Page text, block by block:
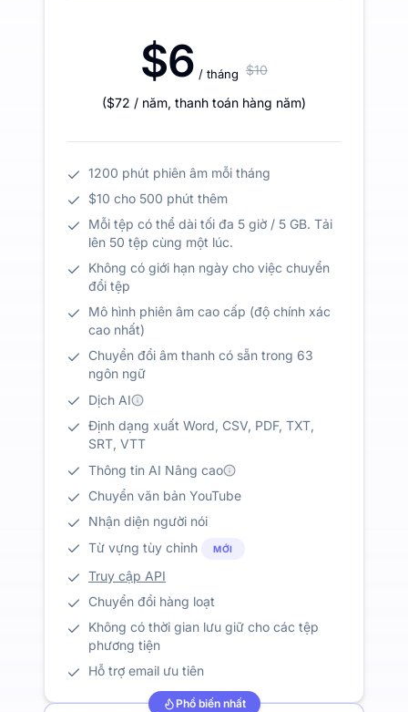
$6 / tháng $10
($72 / năm, thanh toán hàng năm)
1200 phút phiên âm mỗi tháng
$10 cho 500 phút thêm
Mỗi tệp có thể dài tối đa 5 giờ / 5 GB. Tải
lên 50 tệp cùng một lúc.
Không có giới hạn ngày cho việc chuyển
đổi tệp
Mô hình phiên âm cao cấp (độ chính xác
cao nhất)
Chuyển đổi âm thanh có sẵn trong 63
ngôn ngữ
Dịch AI
Định dạng xuất Word, CSV, PDF, TXT,
SRT, VTT
Thông tin AI Nâng cao
Chuyển văn bản YouTube
Nhận diện người nói
Từ vựng tùy chỉnh
MỚI
Truy cập API
Chuyển đổi hàng loạt
Không có thời gian lưu giữ cho các tệp
phương tiện
Hỗ trợ email ưu tiên
Phổ biến nhất